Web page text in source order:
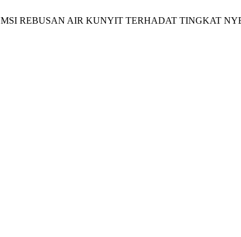
REBUSAN AIR KUNYIT TERHADAT TINGKAT